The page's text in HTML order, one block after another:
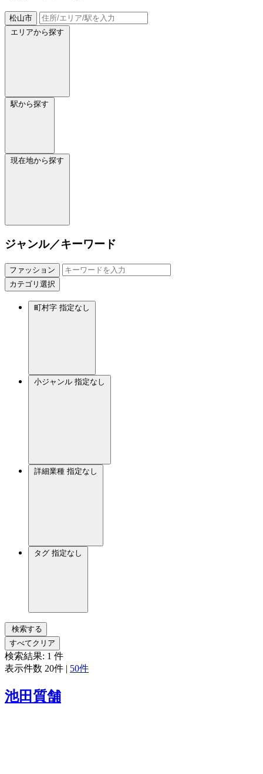
松山市
エリアから探す
駅から探す
現在地から探す
ジャンル／キーワード
ファッション
カテゴリ選択
町村字 指定なし
小ジャンル 指定なし
詳細業種 指定なし
タグ 指定なし
検索する
すべてクリア
検索結果: 1 件
表示件数 20件 | 50件
池田質舗